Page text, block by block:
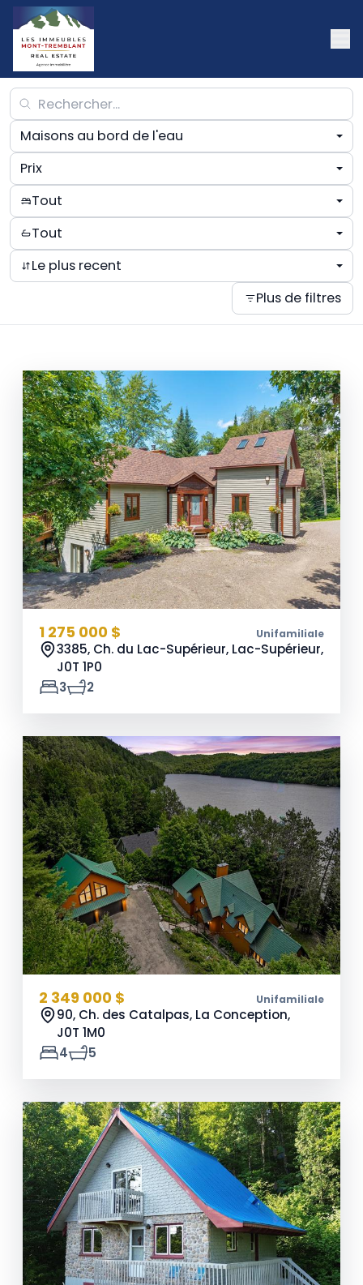
Maisons au bord de l'eau
Prix
Tout
Tout
Le plus recent
Plus de filtres
1 275 000 $ Unifamiliale
3385, Ch. du Lac-Supérieur, Lac-Supérieur,
J0T 1P0
3
2
2 349 000 $ Unifamiliale
90, Ch. des Catalpas, La Conception,
J0T 1M0
4
5